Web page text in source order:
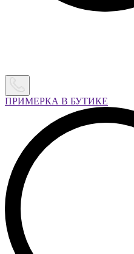
ПРИМЕРКА В БУТИКЕ